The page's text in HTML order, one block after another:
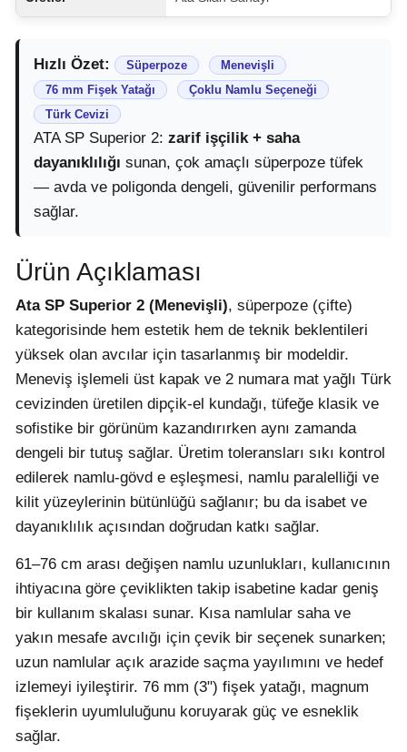
Hızlı Özet: Süperpoze
Menevişli
76 mm Fişek Yatağı
Çoklu Namlu Seçeneği
Türk Cevizi
ATA SP Superior 2: zarif işçilik + saha
dayanıklılığı sunan, çok amaçlı süperpoze tüfek
— avda ve poligonda dengeli, güvenilir performans
sağlar.
Ürün Açıklaması
Ata SP Superior 2 (Menevişli), süperpoze (çifte)
kategorisinde hem estetik hem de teknik beklentileri
yüksek olan avcılar için tasarlanmış bir modeldir.
Meneviş işlemeli üst kapak ve 2 numara mat yağlı Türk
cevizinden üretilen dipçik-el kundağı, tüfeğe klasik ve
sofistike bir görünüm kazandırırken aynı zamanda
dengeli bir tutuş sağlar. Üretim toleransları sıkı kontrol
edilerek namlu-gövd e eşleşmesi, namlu paralelliği ve
kilit yüzeylerinin bütünlüğü sağlanır; bu da isabet ve
dayanıklılık açısından doğrudan katkı sağlar.
61–76 cm arası değişen namlu uzunlukları, kullanıcının
ihtiyacına göre çeviklikten takip isabetine kadar geniş
bir kullanım skalası sunar. Kısa namlular saha ve
yakın mesafe avcılığı için çevik bir seçenek sunarken;
uzun namlular açık arazide saçma yayılımını ve hedef
izlemeyi iyileştirir. 76 mm (3") fişek yatağı, magnum
fişeklerin uyumluluğunu koruyarak güç ve esneklik
sağlar.